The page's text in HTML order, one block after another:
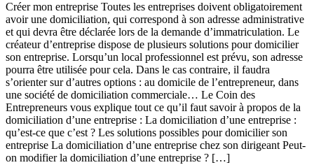
Créer mon entreprise Toutes les entreprises doivent obligatoirement
avoir une domiciliation, qui correspond à son adresse administrative
et qui devra être déclarée lors de la demande d’immatriculation. Le
créateur d’entreprise dispose de plusieurs solutions pour domicilier
son entreprise. Lorsqu’un local professionnel est prévu, son adresse
pourra être utilisée pour cela. Dans le cas contraire, il faudra
s’orienter sur d’autres options : au domicile de l’entrepreneur, dans
une société de domiciliation commerciale… Le Coin des
Entrepreneurs vous explique tout ce qu’il faut savoir à propos de la
domiciliation d’une entreprise : La domiciliation d’une entreprise :
qu’est-ce que c’est ? Les solutions possibles pour domicilier son
entreprise La domiciliation d’une entreprise chez son dirigeant Peut-
on modifier la domiciliation d’une entreprise ? […]